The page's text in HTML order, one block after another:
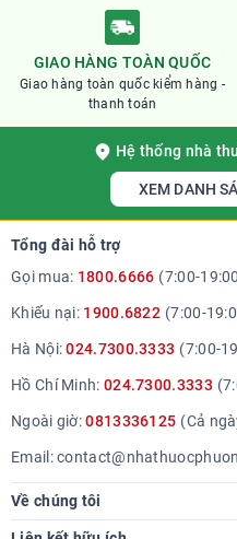
GIAO HÀNG TOÀN QUỐC
Giao hàng toàn quốc kiểm hàng -
thanh toán
Hệ thống nhà
XEM DANH
Tổng đài hỗ trợ
Gọi mua: 1800.6666 (7:00-
Khiếu nại: 1900.6822 (7:00-
Hà Nội:024.7300.3333 (7:00-
Hồ Chí Minh: 024.7300.3333
Ngoài giờ:0813336125 (Cả
Email:
Về chúng tôi
Giới thiệu